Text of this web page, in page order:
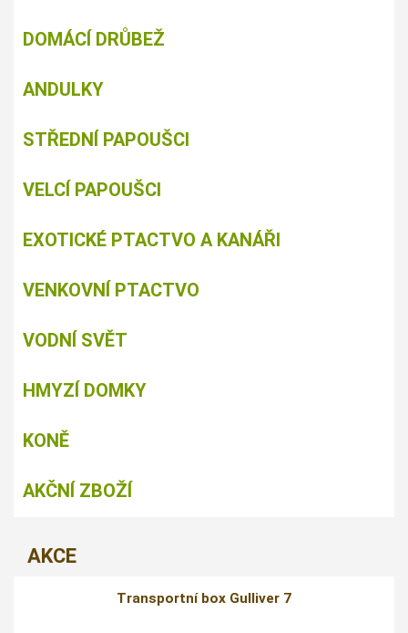
DOMÁCÍ DRŮBEŽ
ANDULKY
STŘEDNÍ PAPOUŠCI
VELCÍ PAPOUŠCI
EXOTICKÉ PTACTVO A KANÁŘI
VENKOVNÍ PTACTVO
VODNÍ SVĚT
HMYZÍ DOMKY
KONĚ
AKČNÍ ZBOŽÍ
AKCE
Transportní box Gulliver 7